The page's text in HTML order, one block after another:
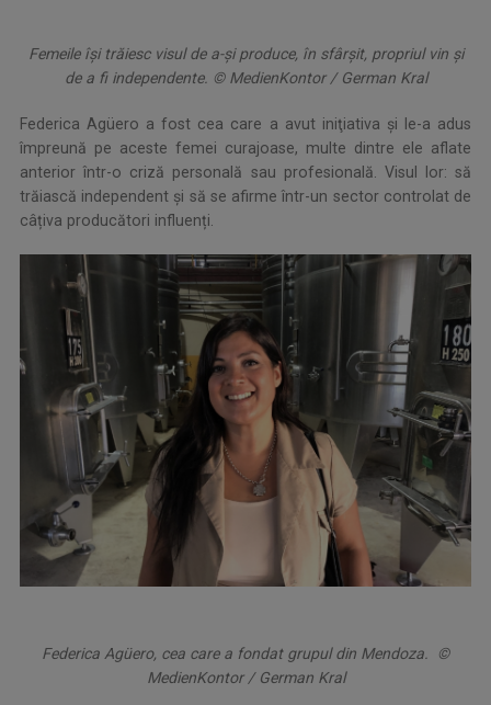
Femeile îşi trăiesc visul de a-și produce, în sfârșit, propriul vin și
de a fi independente. © MedienKontor / German Kral
Federica Agüero a fost cea care a avut iniţiativa şi le-a adus
împreună pe aceste femei curajoase, multe dintre ele aflate
anterior într-o criză personală sau profesională. Visul lor: să
trăiască independent și să se afirme într-un sector controlat de
câțiva producători influenți.
Federica Agüero, cea care a fondat grupul din Mendoza. ©
MedienKontor / German Kral